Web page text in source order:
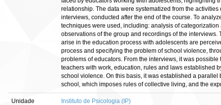
relationship. The data were systematized from the
interviews, conducted after the end of the course. To
techniques were used, including: analysis of
observations of the group and recordings of the interviews.
arise in the education process with adolescents are
process and specifying the problem of school violence,
problems of educators. From the interviews, it was
teachers with work, education, rules and laws established
school violence. On this basis, it was established a
school, which imposes rules of collective living, and the
Unidade
Instituto de Psicologia (IP)